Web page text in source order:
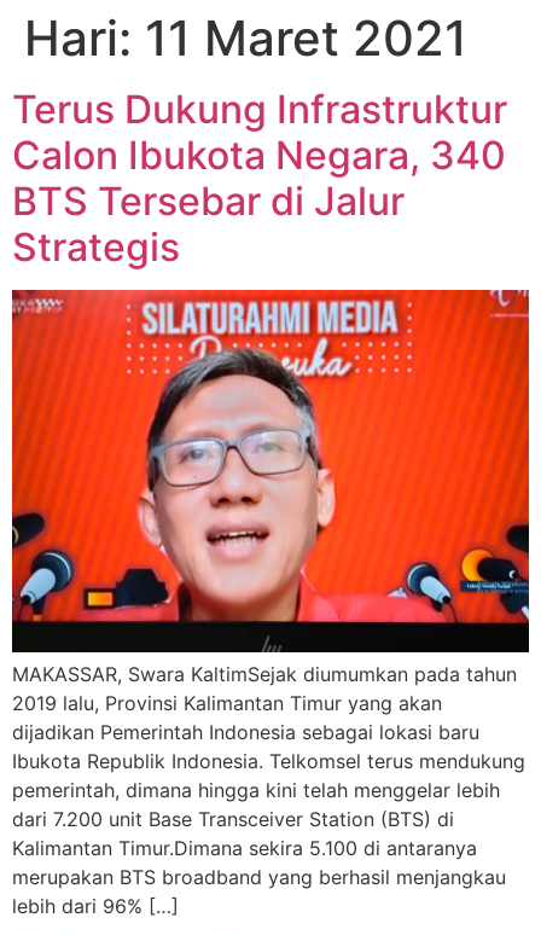
Hari: 11 Maret 2021
Terus Dukung Infrastruktur
Calon Ibukota Negara, 340
BTS Tersebar di Jalur
Strategis
MAKASSAR, Swara KaltimSejak diumumkan pada tahun
2019 lalu, Provinsi Kalimantan Timur yang akan
dijadikan Pemerintah Indonesia sebagai lokasi baru
Ibukota Republik Indonesia. Telkomsel terus mendukung
pemerintah, dimana hingga kini telah menggelar lebih
dari 7.200 unit Base Transceiver Station (BTS) di
Kalimantan Timur.Dimana sekira 5.100 di antaranya
merupakan BTS broadband yang berhasil menjangkau
lebih dari 96% […]